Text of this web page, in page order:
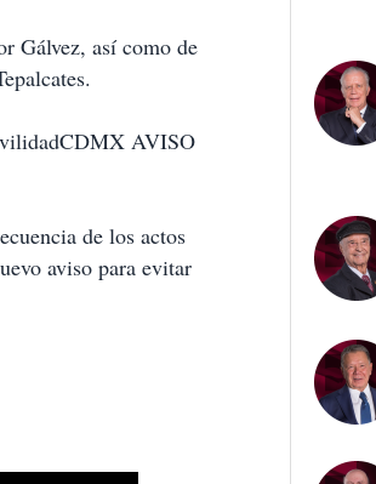
Gálvez, así como de
AVISO
de los actos
aviso para evitar